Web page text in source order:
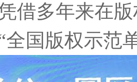
借多年来在
全国版权示范